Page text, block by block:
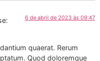
6 de abril de 2023 às 09:47
quaerat. Rerum
Quod doloremque